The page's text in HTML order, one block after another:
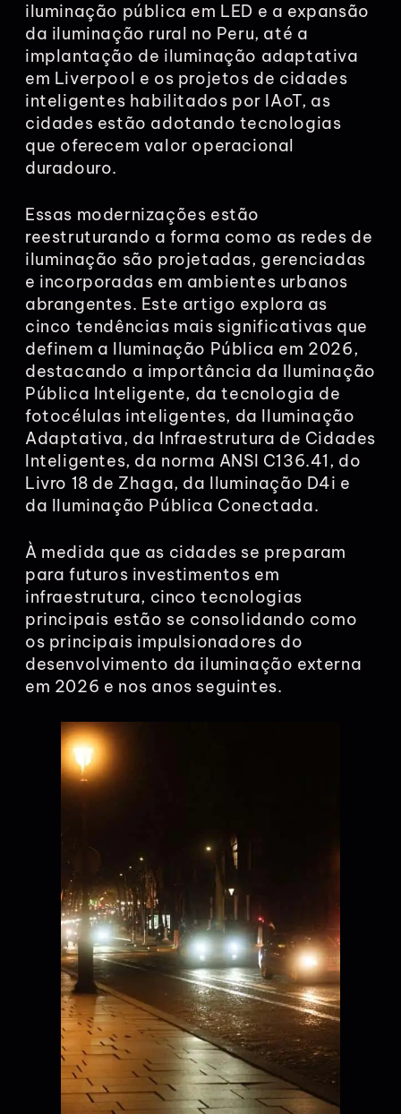
iluminação pública em LED e a expansão
da iluminação rural no Peru, até a
implantação de iluminação adaptativa
em Liverpool e os projetos de cidades
inteligentes habilitados por IAoT, as
cidades estão adotando tecnologias
que oferecem valor operacional
duradouro.
Essas modernizações estão
reestruturando a forma como as redes de
iluminação são projetadas, gerenciadas
e incorporadas em ambientes urbanos
abrangentes. Este artigo explora as
cinco tendências mais significativas que
definem a Iluminação Pública em 2026,
destacando a importância da Iluminação
Pública Inteligente, da tecnologia de
fotocélulas inteligentes, da Iluminação
Adaptativa, da Infraestrutura de Cidades
Inteligentes, da norma ANSI C136.41, do
Livro 18 de Zhaga, da Iluminação D4i e
da Iluminação Pública Conectada.
À medida que as cidades se preparam
para futuros investimentos em
infraestrutura, cinco tecnologias
principais estão se consolidando como
os principais impulsionadores do
desenvolvimento da iluminação externa
em 2026 e nos anos seguintes.